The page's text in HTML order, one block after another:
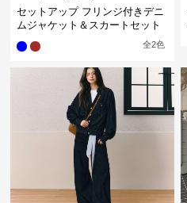
セットアップ フリンジ付きデニ
ムジャケット＆スカートセット
全2色